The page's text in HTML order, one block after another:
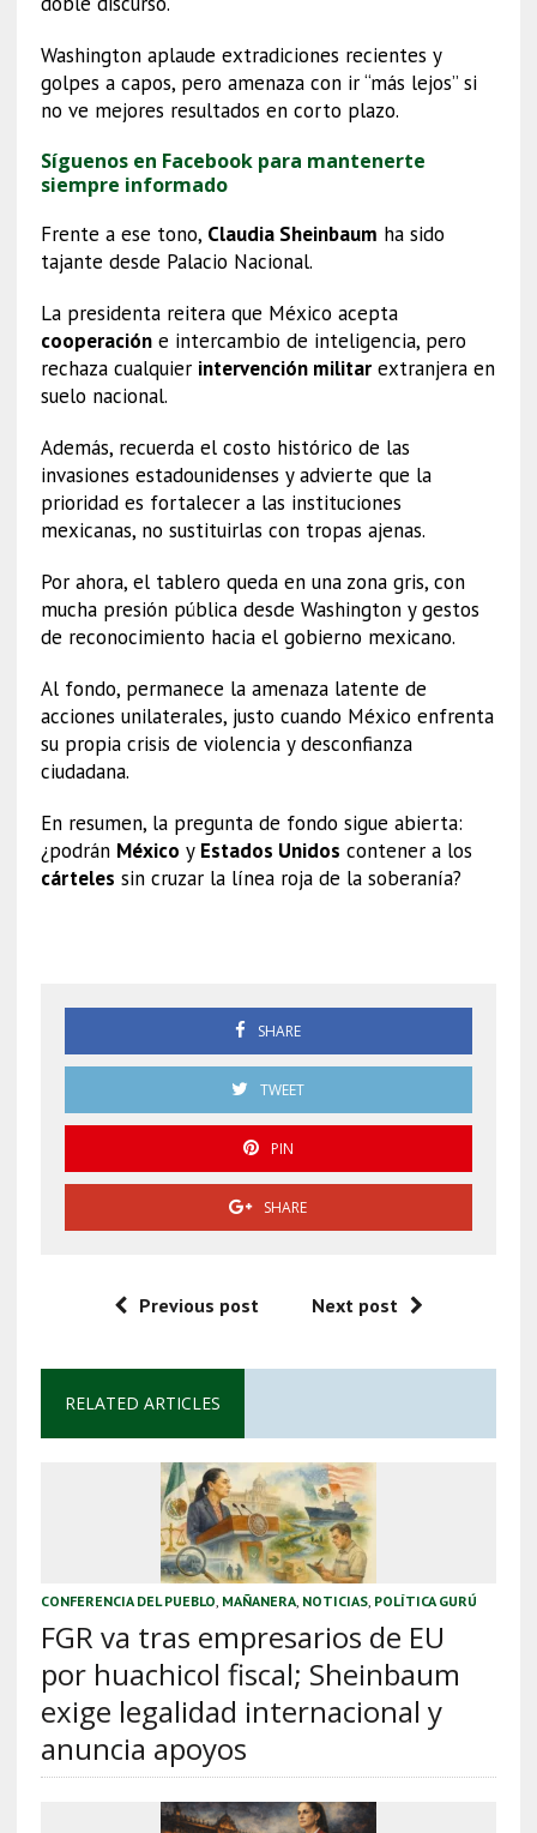
Washington aplaude extradiciones recientes y
golpes a capos, pero amenaza con ir “más lejos” si
no ve mejores resultados en corto plazo.
Síguenos en Facebook para mantenerte
siempre informado
Frente a ese tono, Claudia Sheinbaum ha sido
tajante desde Palacio Nacional.
La presidenta reitera que México acepta
cooperacióne intercambio de inteligencia, pero
rechaza cualquier intervención militarextranjera en
suelo nacional.
Además, recuerda el costo histórico de las
invasiones estadounidenses y advierte que la
prioridad es fortalecer a las instituciones
mexicanas, no sustituirlas con tropas ajenas.
Por ahora, el tablero queda en una zona gris, con
mucha presión pública desde Washington y gestos
de reconocimiento hacia el gobierno mexicano.
Al fondo, permanece la amenaza latente de
acciones unilaterales, justo cuando México enfrenta
su propia crisis de violencia y desconfianza
ciudadana.
En resumen, la pregunta de fondo sigue abierta:
¿podrán México y Estados Unidos contener a los
cárteles sin cruzar la línea roja de la soberanía?
SHARE
TWEET
PIN
SHARE
Previous post Next post
RELATED ARTICLES
CONFERENCIA DEL PUEBLO MAÑANERA, NOTICIAS, POLÍTICA GURÚ
FGR va tras empresarios de EU
por huachicol fiscal; Sheinbaum
exige legalidad internacional y
anuncia apoyos